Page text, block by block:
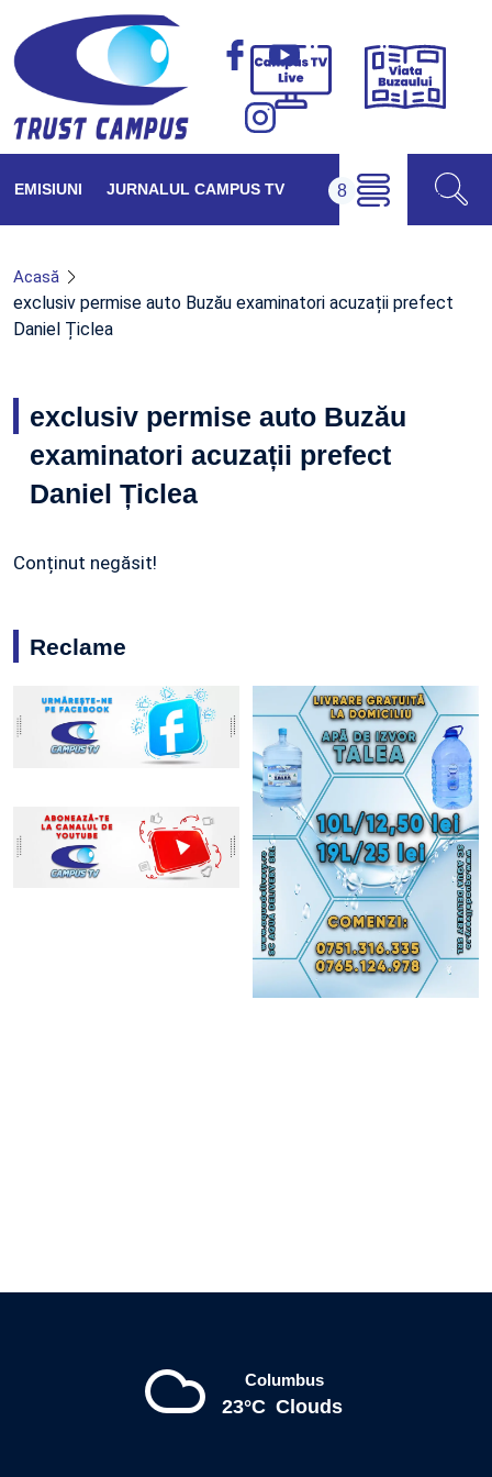
Campus
Viața
EMISIUNI JURNALUL CAMPUS TV
Acasă
exclusiv permise auto Buzău examinatori acuzații prefect
Daniel Țiclea
exclusiv permise auto Buzău
examinatori acuzații prefect
Daniel Țiclea
Conținut negăsit!
Reclame
Columbus
23°C Clouds